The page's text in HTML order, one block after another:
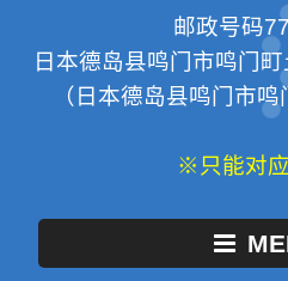
邮政号码
日本德岛县鸣门市鸣门
（日本德岛县鸣门市
※只能对应